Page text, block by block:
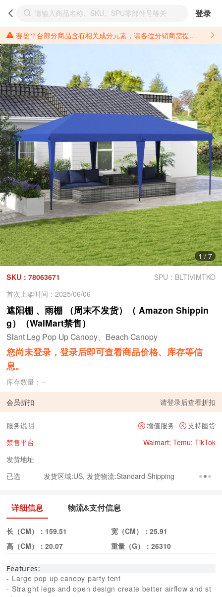
登录
赛盈平台部分商品含有相关成分元素，请各位分销商需提前了解产品材质情况，并针对其做好相关的风险把控，以免造成不必要的损失。 *美国加州65法案进一步规定了对于仅包含致癌物质，仅包含致生殖毒性物质，同时包含致癌物质和致生殖毒性物质，亦或是包含某一物质即为致癌物质又为致生殖毒性物质的产品的警示标语要求。 *新法案提供的警示标语修订并不是强制实施的，其只是避免昂贵诉讼的一种有效的方法。只要企业在保证其使用的另外的警示标语是“清晰和合理”并符合加州65法案要求的，那也是可以被接受的。*请充分了解第三方销售平台对商品上架规要求，并根据对应平台规则调整相关商品信息后进行上架，以免造成您不必要损失。 汽配产品上架注意事项： 不同第三方平台对于适配车型等信息的填写要求各有不同。例如：亚马逊明确禁止在产品标题、卖点和描述中直接使用适配车型的年份、品牌和型号信息；请您仔细研究并熟悉所销售平台关于汽配产品上架销售的具体规则，如果因上架的汽配产品信息填写不符合所销售平台要求，产生违规/侵权等问题所造成的损失需您自行承担。
1/7
SKU：78063671
SPU：BLTIVIMTKO
首次上架时间：2025/06/06
遮阳棚 、雨棚 （周末不发货）（ Amazon Shippin
g）（WalMart禁售）
Slant Leg Pop Up Canopy、Beach Canopy
您尚未登录，登录后即可查看商品价格、库存等信
息。
库存数量：--
会员折扣 请登录后查看折扣
服务说明 增值服务
支持圈货
禁售平台
Walmart; Temu; TikTok
发货地址
已选
发货区域:US, 发货物流:Standard Shipping
详细信息 物流&支付信息
长（CM）： 159.51 宽（CM）： 25.91
高（CM）：20.07 重量（G）： 26310
Features:
- Large pop up canopy party tent
- Straight legs and open design create better airflow and st